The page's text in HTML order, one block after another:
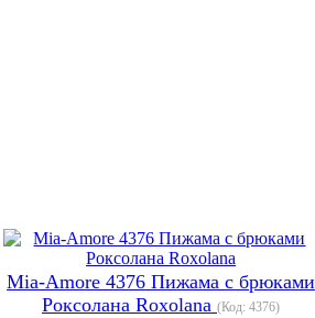
Mia-Amore 4376 Пижама с брюками
Роксолана Roxolana (Код: 4376)